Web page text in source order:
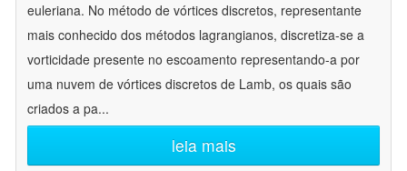
euleriana. No método de vórtices discretos, representante
mais conhecido dos métodos lagrangianos, discretiza-se a
vorticidade presente no escoamento representando-a por
uma nuvem de vórtices discretos de Lamb, os quais são
criados a pa...
leia mais